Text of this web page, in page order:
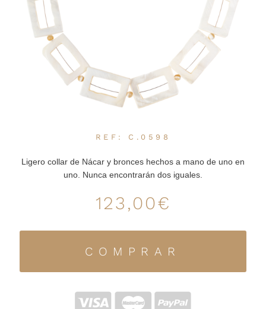
PRENSA
BLOG
CONTACTO
CANCIONES
REF: C.0598
Ligero collar de Nácar y bronces hechos a mano de uno en
uno. Nunca encontrarán dos iguales.
123,00€
COMPRAR